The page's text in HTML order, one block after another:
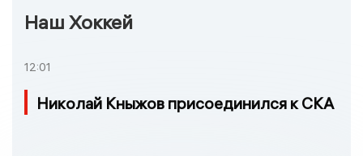
Наш Хоккей
12:01
Николай Кныжов присоединился к СКА